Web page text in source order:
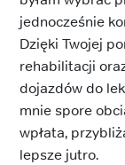
jednocześnie
Dzięki Twojej
rehabilitacji
dojazdów do
mnie spore
wpłata,
lepsze jutro.